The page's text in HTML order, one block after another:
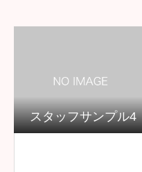
スタッフサンプル4